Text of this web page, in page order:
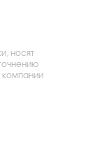
носят
компании